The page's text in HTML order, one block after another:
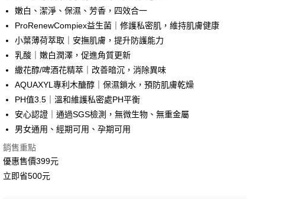
Apple Pay
街口支付
悠遊付
Google Pay
全盈+PAY
ATM付款
貨到付款
嫩白、潔淨、保濕、芳香，四效合一
ProRenewCompiex益生菌｜修護私密肌，維持肌膚健康
小葉薄荷萃取｜安撫肌膚，提升防護能力
乳酸｜嫩白潤澤，促進角質更新
繖花醇/啤酒花精萃｜改善暗沉，消除異味
AQUAXYL專利木醣醇｜保濕鎖水，預防肌膚乾燥
PH值3.5｜溫和維護私密處PH平衡
安心認證｜通過SGS檢測，無微生物、無重金屬
男女通用、經期可用、孕期可用
銷售重點
優惠售價399元
立即省500元